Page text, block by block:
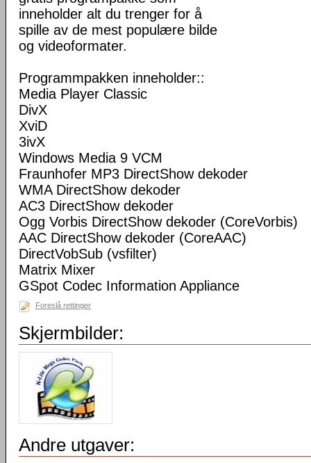
inneholder alt du trenger for å
spille av de mest populære bilde
og videoformater.
Programmpakken inneholder::
Media Player Classic
DivX
XviD
3ivX
Windows Media 9 VCM
Fraunhofer MP3 DirectShow dekoder
WMA DirectShow dekoder
AC3 DirectShow dekoder
Ogg Vorbis DirectShow dekoder (CoreVorbis)
AAC DirectShow dekoder (CoreAAC)
DirectVobSub (vsfilter)
Matrix Mixer
GSpot Codec Information Appliance
Foreslå rettinger
Skjermbilder:
Andre utgaver: